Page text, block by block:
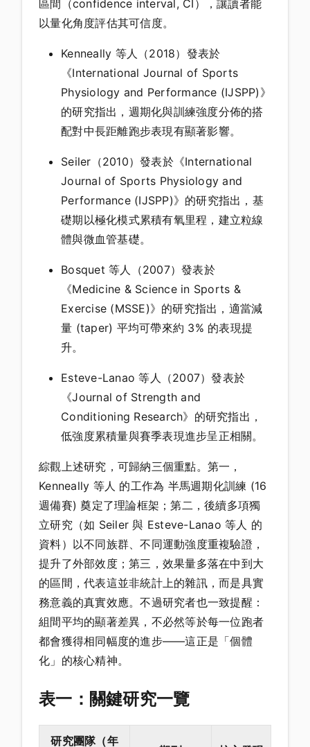
區間（confidence interval, CI），讓讀者能
以量化角度評估其可信度。
Kenneally 等人（2018）發表於
《International Journal of Sports
Physiology and Performance (IJSPP)》
的研究指出，週期化與訓練強度分佈的搭
配對中長距離跑步表現有顯著影響。
Seiler（2010）發表於《International
Journal of Sports Physiology and
Performance (IJSPP)》的研究指出，基
礎期以極化模式累積有氧里程，建立粒線
體與微血管基礎。
Bosquet 等人（2007）發表於
《Medicine & Science in Sports &
Exercise (MSSE)》的研究指出，適當減
量 (taper) 平均可帶來約 3% 的表現提
升。
Esteve-Lanao 等人（2007）發表於
《Journal of Strength and
Conditioning Research》的研究指出，
低強度累積量與賽季表現進步呈正相關。
綜觀上述研究，可歸納三個重點。第一，
Kenneally 等人 的工作為 半馬週期化訓練 (16
週備賽) 奠定了理論框架；第二，後續多項獨
立研究（如 Seiler 與 Esteve-Lanao 等人 的
資料）以不同族群、不同運動強度重複驗證，
提升了外部效度；第三，效果量多落在中到大
的區間，代表這並非統計上的雜訊，而是具實
務意義的真實效應。不過研究者也一致提醒：
組間平均的顯著差異，不必然等於每一位跑者
都會獲得相同幅度的進步——這正是「個體
化」的核心精神。
表一：關鍵研究一覽
研究團隊（年